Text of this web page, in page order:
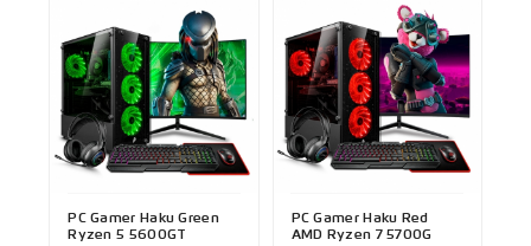
PC Gamer Haku Green
Ryzen 5 5600GT
PC Gamer Haku Red
AMD Ryzen 7 5700G